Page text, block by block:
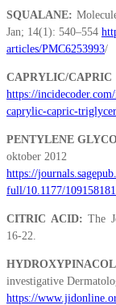
SQUALANE:
Jan; 14(1): 540–554
articles/PMC6253993/
CAPRYLIC/
https://
caprylic-capric-
PENTYLENE
oktober 2012
https://
full/10.1177/
CITRIC ACID: The
16-22.
investigative
https://